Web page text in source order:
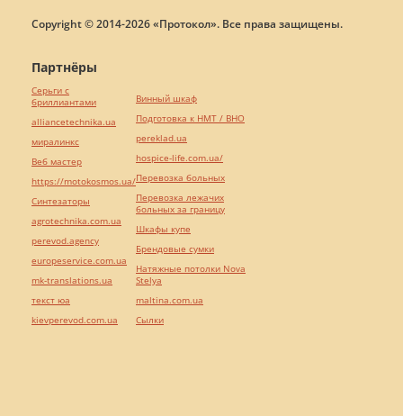
Copyright © 2014-2026 «Протокол». Все права защищены.
Партнёры
Серьги с
бриллиантами
alliancetechnika.ua
миралинкс
Веб мастер
https://motokosmos.ua/
Синтезаторы
agrotechnika.com.ua
perevod.agency
europeservice.com.ua
mk-translations.ua
текст юа
kievperevod.com.ua
Винный шкаф
Подготовка к НМТ / ВНО
pereklad.ua
hospice-life.com.ua/
Перевозка больных
Перевозка лежачих
больных за границу
Шкафы купе
Брендовые сумки
Натяжные потолки Nova
Stelya
maltina.com.ua
Cылки